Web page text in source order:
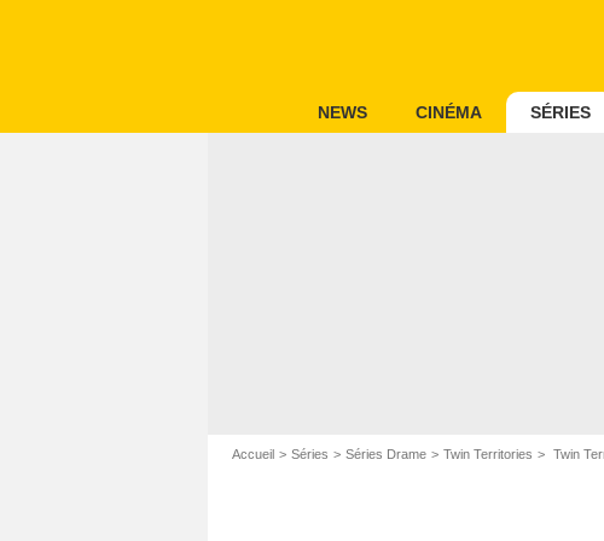
NEWS CINÉMA SÉRIES
Accueil Séries Séries Drame Twin Territories Twin